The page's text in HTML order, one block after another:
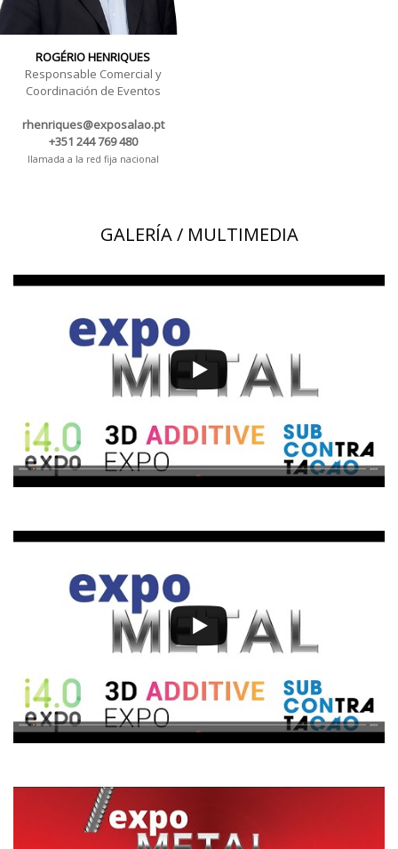
ROGÉRIO HENRIQUES
Responsable Comercial y
Coordinación de Eventos
rhenriques@exposalao.pt
+351 244 769 480
llamada a la red fija nacional
GALERÍA / MULTIMEDIA